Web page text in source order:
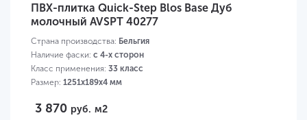
ПВХ-плитка Quick-Step Blos Base Дуб
молочный AVSPT 40277
Страна производства: Бельгия
Наличие фаски: с 4-х сторон
Класс применения: 33 класс
Размер: 1251х189х4 мм
3 870 руб. м2